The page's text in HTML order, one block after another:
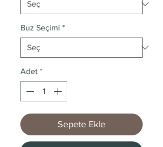
Buz Seçimi *
Adet *
Sepete Ekle